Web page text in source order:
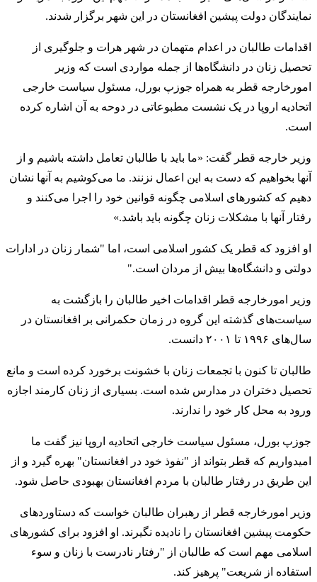
نمایندگان دولت پیشین افغانستان در این شهر برگزار شدند.
اقدامات طالبان در اعدام متهمان در شهر هرات و جلوگیری از
تحصیل زنان در دانشگاه‌‌ها از جمله مواردی است که وزیر
امورخارجه قطر به همراه جوزپ بورل، مسئول سیاست خارجی
اتحادیه اروپا در یک نشست مطبوعاتی در دوحه به آن اشاره کرده
است.
وزیر خارجه قطر گفت: «ما باید با طالبان تعامل داشته باشیم و از
آنها بخواهیم که دست به این اعمال نزنند. ما می‌کوشیم به آنها نشان
دهیم که کشورهای اسلامی چگونه قوانین خود را اجرا می‌کنند و
رفتار آنها با مشکلات زنان چگونه باید باشد.»
او افزود که قطر یک کشور اسلامی است، اما "شمار زنان در ادارات
دولتی و دانشگاه‌ها بیش از مردان است."
وزیر امورخارجه قطر اقدامات اخیر طالبان را بازگشت به
سیاست‌های گذشته این گروه در زمان حکمرانی بر افغانستان در
سال‌های ۱۹۹۶ تا ۲۰۰۱ دانست.
طالبان تا کنون با تجمعات زنان با خشونت برخورد کرده است و مانع
تحصیل دختران در مدارس‌ شده است. بسیاری از زنان کارمند اجازه
ورود به محل کار خود را ندارند.
جوزپ بورل، مسئول سیاست خارجی اتحادیه اروپا نیز گفت ما
امیدواریم که قطر بتواند از "نفوذ خود در افغانستان" بهره گیرد و از
این طریق در رفتار طالبان با مردم افغانستان بهبودی حاصل شود.
وزیر امورخارجه قطر از رهبران طالبان خواست که دستاوردهای
حکومت پیشین افغانستان را نادیده نگیرند. او افزود برای کشورهای
اسلامی مهم است که طالبان از "رفتار نادرست با زنان و سوء
استفاده از شریعت" پرهیز کند.